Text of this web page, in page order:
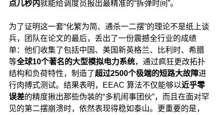
点几秒内就能给调度员报出最精准的“拆弹时间”。
为了证明这一套“化繁为简、通杀一二摆”的理论不是纸上谈
兵，团队在论文的最后，丢出了一份震撼全行业的成绩
单：他们收集了包括中国、美国新英格兰、比利时、希腊
等全球10个著名的大型模拟电力系统，通过疯狂更改拓扑
结构和负荷特性，制造了超过2500个极端的短路大故障进
行肉搏式测试。结果表明，EEAC 算法不仅能够以近乎零
误差的精度揪出那些伪装的“多机闹事团伙”，而且在面对罕
见的第二摆崩溃时，依然表现得稳如泰山。更重要的是，